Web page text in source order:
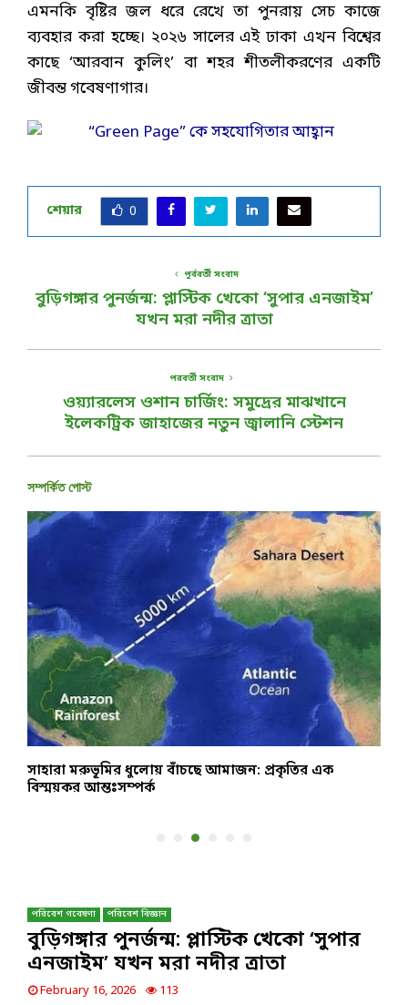
এমনকি বৃষ্টির জল ধরে রেখে তা পুনরায় সেচ কাজে
ব্যবহার করা হচ্ছে। ২০২৬ সালের এই ঢাকা এখন বিশ্বের
কাছে ‘আরবান কুলিং’ বা শহর শীতলীকরণের একটি
জীবন্ত গবেষণাগার।
শেয়ার 0
পূর্ববর্তী সংবাদ
বুড়িগঙ্গার পুনর্জন্ম: প্লাস্টিক খেকো ‘সুপার এনজাইম’
যখন মরা নদীর ত্রাতা
পরবর্তী সংবাদ
ওয়্যারলেস ওশান চার্জিং: সমুদ্রের মাঝখানে
ইলেকট্রিক জাহাজের নতুন জ্বালানি স্টেশন
সম্পর্কিত পোস্ট
সাহারা মরুভূমির ধুলোয় বাঁচছে আমাজন: প্রকৃতির এক
বিস্ময়কর আন্তঃসম্পর্ক
পরিবেশ গবেষণা পরিবেশ বিজ্ঞান
বুড়িগঙ্গার পুনর্জন্ম: প্লাস্টিক খেকো ‘সুপার
এনজাইম’ যখন মরা নদীর ত্রাতা
February 16, 2026 113